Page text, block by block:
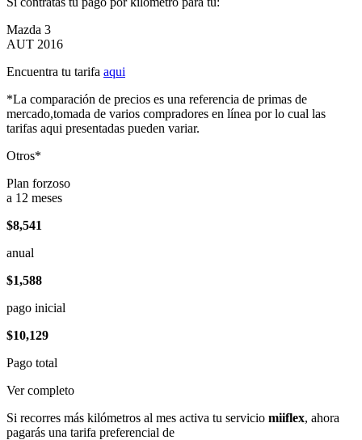
Mazda 3
AUT 2016
Encuentra tu tarifa aqui
*La comparación de precios es una referencia de primas de
mercado,tomada de varios compradores en línea por lo cual las
tarifas aqui presentadas pueden variar.
Otros*
Plan forzoso
a 12 meses
$8,541
anual
$1,588
pago inicial
$10,129
Pago total
Ver completo
Si recorres más kilómetros al mes activa tu servicio miiflex, ahora
pagarás una tarifa preferencial de